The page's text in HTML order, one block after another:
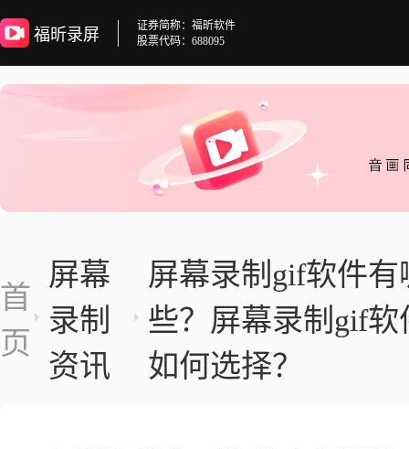
福昕录屏
证券简称：福昕软件
股票代码：688095
首
页
屏幕
录制
资讯
屏幕录制gif软件有
些？屏幕录制gif软
如何选择？